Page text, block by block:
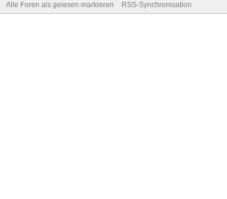
Alle Foren als gelesen markieren RSS-Synchronisation